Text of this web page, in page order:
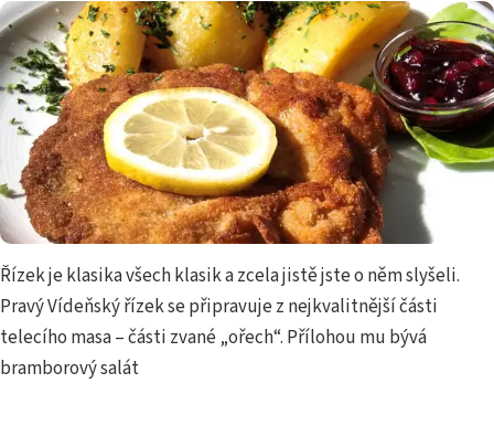
Řízek je klasika všech klasik a zcela jistě jste o něm slyšeli.
Pravý Vídeňský řízek se připravuje z nejkvalitnější části
telecího masa – části zvané „ořech“. Přílohou mu bývá
bramborový salát